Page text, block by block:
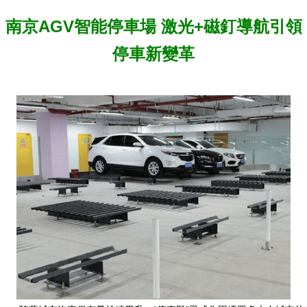
南京AGV智能停車場 激光+磁釘導航引領
停車新變革